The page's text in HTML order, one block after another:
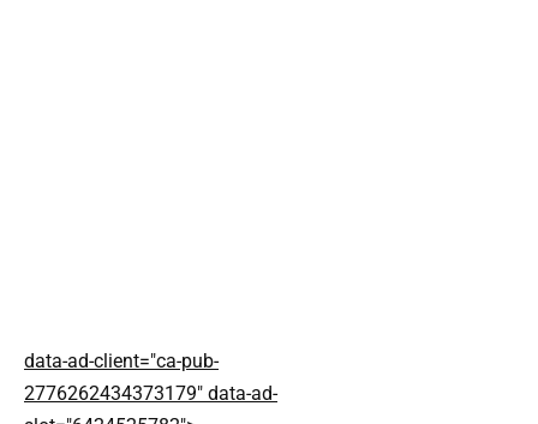
data-ad-client="ca-pub-
2776262434373179" data-ad-